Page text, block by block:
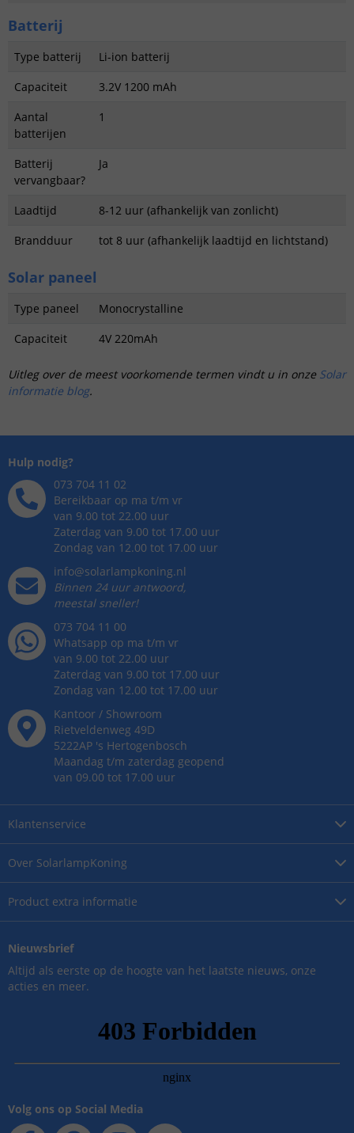
Batterij
Type batterij
Li-ion batterij
Capaciteit
3.2V 1200 mAh
Aantal
batterijen
1
Batterij
vervangbaar?
Ja
Laadtijd
8-12 uur (afhankelijk van zonlicht)
Brandduur
tot 8 uur (afhankelijk laadtijd en lichtstand)
Solar paneel
Type paneel
Monocrystalline
Capaciteit
4V 220mAh
Uitleg over de meest voorkomende termen vindt u in onze Solar
informatie blog.
Over SolarlampKoning
Product extra informatie
Klantenservice
Hulp nodig?
073 704 11 02
Bereikbaar op ma t/m vr
van 9.00 tot 22.00 uur
Zaterdag van 9.00 tot 17.00 uur
Zondag van 12.00 tot 17.00 uur
info@solarlampkoning.nl
Binnen 24 uur antwoord,
meestal sneller!
073 704 11 00
Whatsapp op ma t/m vr
van 9.00 tot 22.00 uur
Zaterdag van 9.00 tot 17.00 uur
Zondag van 12.00 tot 17.00 uur
Kantoor / Showroom
Rietveldenweg 49D
5222AP 's Hertogenbosch
Maandag t/m zaterdag geopend
van 09.00 tot 17.00 uur
Nieuwsbrief
Altijd als eerste op de hoogte van het laatste nieuws, onze
acties en meer.
Volg ons op Social Media